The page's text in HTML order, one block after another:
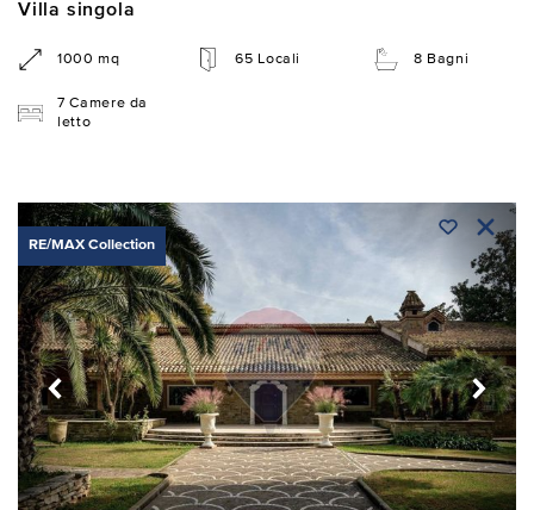
Villa singola
1000 mq 65 Locali 8 Bagni
7 Camere da
letto
RE/MAX Collection